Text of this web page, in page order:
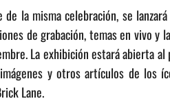
la misma celebración, se
de grabación, temas en vivo y
La exhibición estará abierta
y otros artículos de los
Lane.